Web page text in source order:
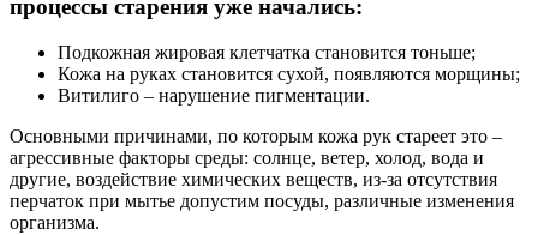
процессы старения уже начались:
Подкожная жировая клетчатка становится тоньше;
Кожа на руках становится сухой, появляются морщины;
Витилиго – нарушение пигментации.
Основными причинами, по которым кожа рук стареет это –
агрессивные факторы среды: солнце, ветер, холод, вода и
другие, воздействие химических веществ, из-за отсутствия
перчаток при мытье допустим посуды, различные изменения
организма.